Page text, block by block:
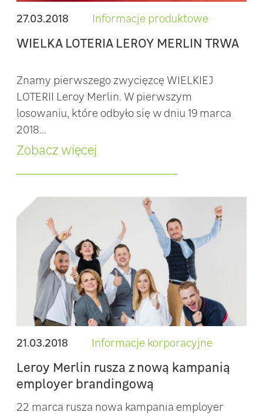
27.03.2018 Informacje produktowe
WIELKA LOTERIA LEROY MERLIN TRWA
Znamy pierwszego zwycięzcę WIELKIEJ
LOTERII Leroy Merlin. W pierwszym
losowaniu, które odbyło się w dniu 19 marca
2018...
Zobacz więcej
21.03.2018 Informacje korporacyjne
Leroy Merlin rusza z nową kampanią
employer brandingową
22 marca rusza nowa kampania employer